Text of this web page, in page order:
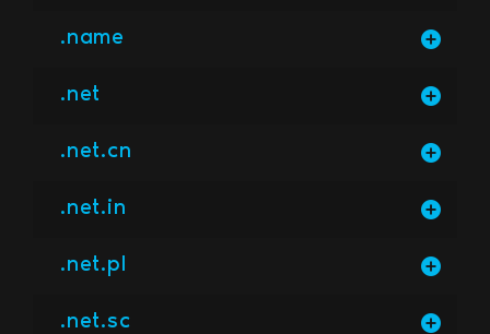
.name
.net
.net.cn
.net.in
.net.pl
.net.sc